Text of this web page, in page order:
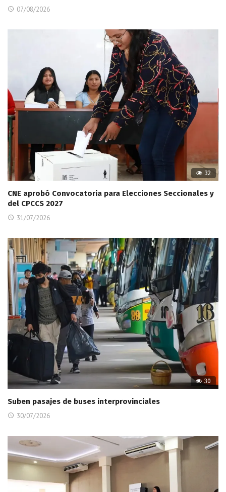
07/08/2026
32
CNE aprobó Convocatoria para Elecciones Seccionales y
del CPCCS 2027
31/07/2026
30
Suben pasajes de buses interprovinciales
30/07/2026